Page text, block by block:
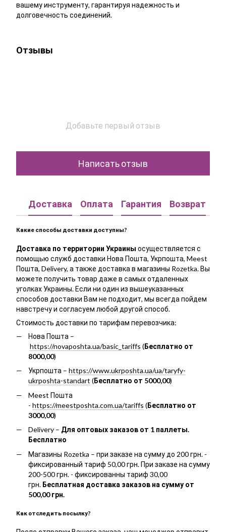
вашему инструменту, гарантируя надежность и
долговечность соединений.
Отзывы
Добавьте первый отзыв
Написать отзыв
Доставка Оплата Гарантия Возврат
Какие способы доставки доступны?
Доставка по территории Украины осуществляется с
помощью служб доставки Нова Пошта, Укрпошта, Meest
Пошта, Delivery, а также доставка в магазины Rozetka. Вы
можете получить товар даже в самых отдаленных
уголках Украины. Если ни один из вышеуказанных
способов доставки Вам не подходит, мы всегда пойдем
навстречу и согласуем любой другой способ.
Стоимость доставки по тарифам перевозчика:
Нова Пошта –
https://novaposhta.ua/basic_tariffs (Бесплатно от
8000,00)
Укрпошта – https://www.ukrposhta.ua/ua/taryfy-
ukrposhta-standart (Бесплатно от 5000,00)
Meest Пошта
- https://meestposhta.com.ua/tariffs (Бесплатно от
3000,00)
Delivery – Для оптовых заказов от 1 паллеты.
Бесплатно
Магазины Rozetka – при заказе на сумму до 200 грн. -
фиксированный тариф 50,00 грн. При заказе на сумму
200-500 грн. - фиксированны тариф 30,00
грн. Бесплатная доставка заказов на сумму от
500,00 грн.
Как отследить посылку?